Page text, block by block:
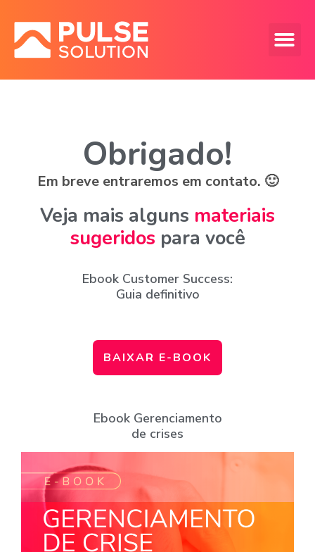
Obrigado!
Em breve entraremos em contato. 🙂
Veja mais alguns materiais
sugeridos para você
Ebook Customer Success:
Guia definitivo
BAIXAR E-BOOK
Ebook Gerenciamento
de crises